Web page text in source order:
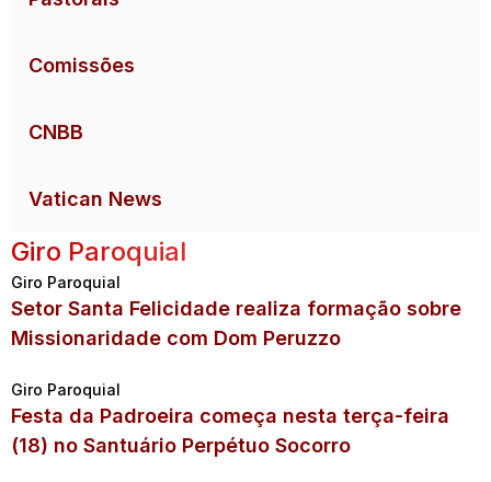
Comissões
CNBB
Vatican News
Giro Paroquial
Giro Paroquial
Setor Santa Felicidade realiza formação sobre
Missionaridade com Dom Peruzzo
Giro Paroquial
Festa da Padroeira começa nesta terça-feira
(18) no Santuário Perpétuo Socorro